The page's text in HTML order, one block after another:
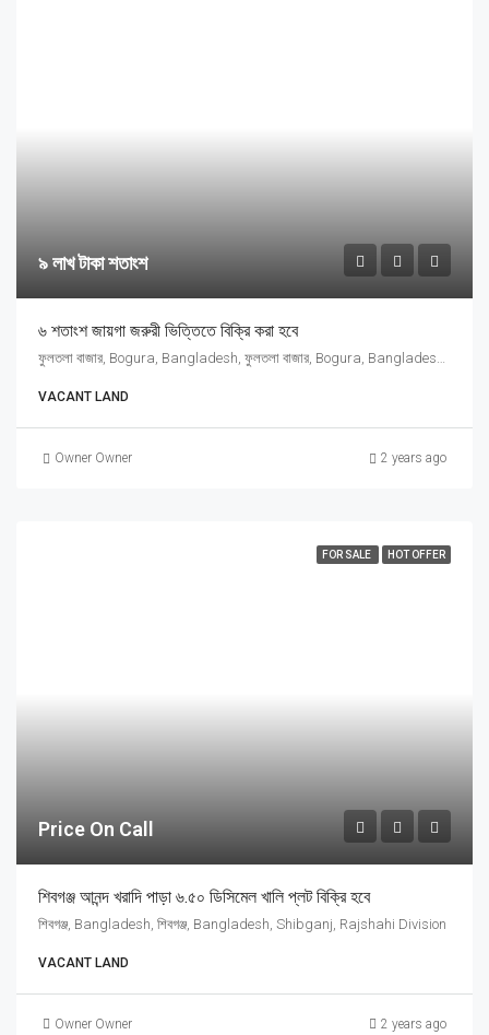
৯ লাখ টাকা শতাংশ
৬ শতাংশ জায়গা জরুরী ভিত্তিতে বিক্রি করা হবে
ফুলতলা বাজার, Bogura, Bangladesh, ফুলতলা বাজার, Bogura, Bangladesh, Bogura, Rajshahi Division
VACANT LAND
Owner Owner 2 years ago
FOR SALE HOT OFFER
Price On Call
শিবগঞ্জ আনন্দ খরাদি পাড়া ৬.৫০ ডিসিমেল খালি প্লট বিক্রি হবে
শিবগঞ্জ, Bangladesh, শিবগঞ্জ, Bangladesh, Shibganj, Rajshahi Division
VACANT LAND
Owner Owner 2 years ago